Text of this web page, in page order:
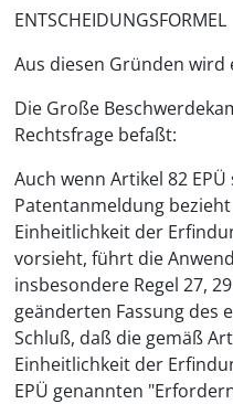
ENTSCHEIDUNGSFORMEL
Aus diesen Gründen wird
Die Große
Rechtsfrage befaßt:
Auch wenn Artikel 82
Patentanmeldung
Einheitlichkeit der
vorsieht, führt die
insbesondere Regel 27,
geänderten Fassung des
Schluß, daß die gemäß
Einheitlichkeit der
EPÜ genannten